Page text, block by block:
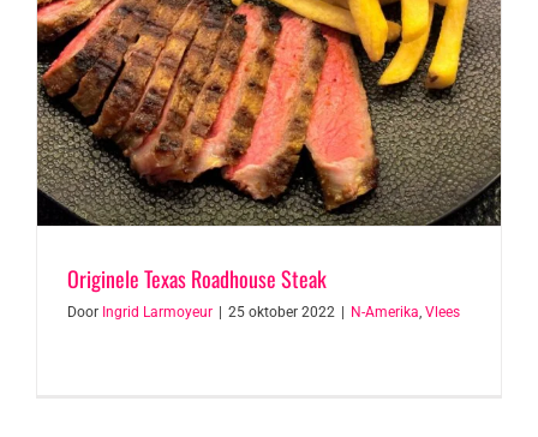
Originele Texas Roadhouse Steak
Door Ingrid Larmoyeur 25 oktober 2022 N-Amerika, Vlees